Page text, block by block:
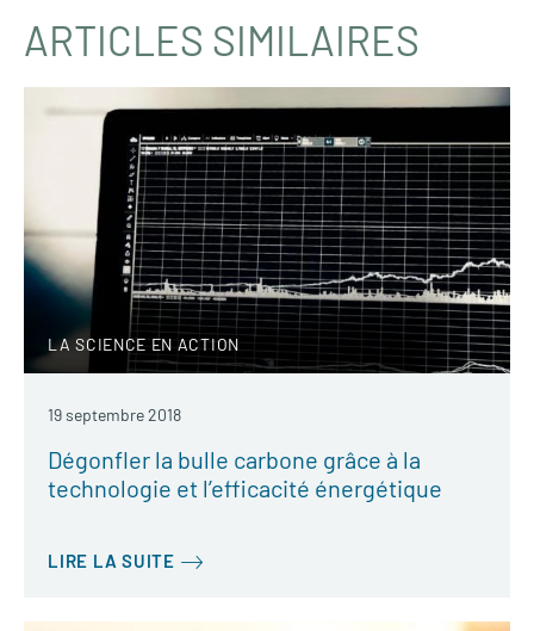
ARTICLES SIMILAIRES
LA SCIENCE EN ACTION
19 septembre 2018
Dégonfler la bulle carbone grâce à la
technologie et l’efficacité énergétique
LIRE LA SUITE